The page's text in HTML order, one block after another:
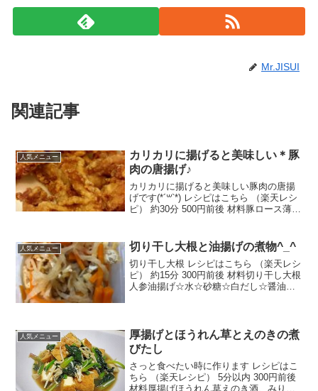
Mr.JISUI
関連記事
人気メニュー
カリカリに揚げると美味しい＊豚
肉の唐揚げ♪
カリカリに揚げると美味しい豚肉の唐揚
げです(*´꒳`*) レシピはこちら （楽天レシ
ピ） 約30分 500円前後 材料豚ロース薄切
人気メニュー 切り干し大根と油揚げの煮物^_^
切り干し大根 レシピはこちら （楽天レシ
ピ） 約15分 300円前後 材料切り干し大根
人参油揚げ☆水☆砂糖☆白だし☆醤油み
人気メニュー
厚揚げとほうれん草とえのきの煮
びたし
さっと食べたい時に作ります レシピはこ
ちら （楽天レシピ） 5分以内 300円前後
材料厚揚げほうれん草えのき酒、みりん